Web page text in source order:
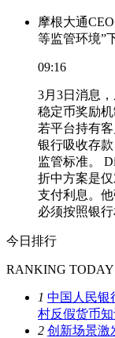
摩根大通
等监管环境”
09:16
3月3日消息，
稳定币奖励
若平台持有
银行吸收存
监管标准。
折中方案是
支付利息。
必须按照银行
今日排行
RANKING TODAY
1 中国人民银
村反假货币
2 创新场景激